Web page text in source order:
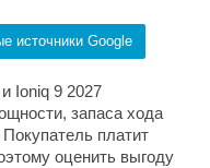
источники Google
Ioniq 9 2027
запаса хода
платит
оценить выгоду